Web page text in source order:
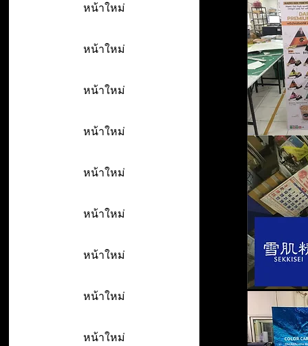
หน้าใหม่
หน้าใหม่
หน้าใหม่
หน้าใหม่
หน้าใหม่
หน้าใหม่
หน้าใหม่
หน้าใหม่
หน้าใหม่